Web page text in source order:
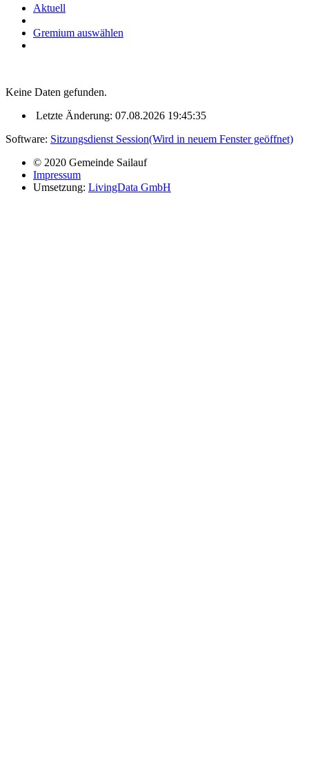
Aktuell
Gremium auswählen
Keine Daten gefunden.
Letzte Änderung: 07.08.2026 19:45:35
Software: Sitzungsdienst Session(Wird in neuem Fenster geöffnet)
© 2020 Gemeinde Sailauf
Impressum
Umsetzung: LivingData GmbH